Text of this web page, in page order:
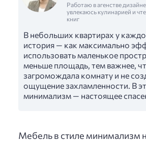
Работаю в агенстве
увлекаюсь кулинарией и
книг
В небольших квартирах у
история — как максимально
использовать маленькое
меньше площадь, тем важнее,
загромождала комнату и не
ощущение захламленности. В
минимализм — настоящее
Мебель в стиле минимализм